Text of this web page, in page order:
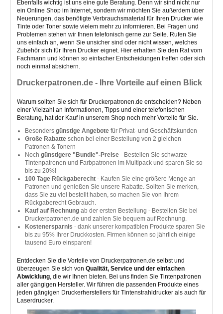
Ebenfalls wichtig ist uns eine gute Beratung. Denn wir sind nicht nur
ein Online Shop im Internet, sondern wir möchten Sie außerdem über
Neuerungen, das benötigte Verbrauchsmaterial für Ihren Drucker wie
Tinte oder Toner sowie vielem mehr zu informieren. Bei Fragen und
Problemen stehen wir Ihnen telefonisch gerne zur Seite. Rufen Sie
uns einfach an, wenn Sie unsicher sind oder nicht wissen, welches
Zubehör sich für Ihren Drucker eignet. Hier erhalten Sie den Rat vom
Fachmann und können so einfacher Entscheidungen treffen oder sich
noch einmal absichern.
Druckerpatronen.de - Ihre Vorteile auf einen Blick
Warum sollten Sie sich für Druckerpatronen.de entscheiden? Neben
einer Vielzahl an Informationen, Tipps und einer telefonischen
Beratung, hat der Kauf in unserem Shop noch mehr Vorteile für Sie.
Besonders günstige Angebote für Privat- und Geschäftskunden
Große Rabatte schon bei einer Bestellung von 2 gleichen
Patronen & Tonern
Noch günstigere "Bundle"-Preise - Bestellen Sie schwarze
Tintenpatronen und Farbpatronen im Multipack und sparen Sie so
bis zu 20%!
100 Tage Rückgaberecht - Kaufen Sie eine größere Menge an
Patronen und genießen Sie unsere Rabatte. Sollten Sie merken,
dass Sie zu viel bestellt haben, so machen Sie von Ihrem
Rückgaberecht Gebrauch.
Kauf auf Rechnung ab der ersten Bestellung - Bestellen Sie bei
Druckerpatronen.de und zahlen Sie bequem auf Rechnung.
Kostenersparnis - dank unserer kompatiblen Produkte sparen Sie
bis zu 95% Ihrer Druckkosten. Firmen können so jährlich einige
tausend Euro einsparen!
Entdecken Sie die Vorteile von Druckerpatronen.de selbst und
überzeugen Sie sich von Qualität, Service und der einfachen
Abwicklung, die wir Ihnen bieten. Bei uns finden Sie Tintenpatronen
aller gängigen Hersteller. Wir führen die passenden Produkte eines
jeden gängigen Druckerherstellers für Tintenstrahldrucker als auch für
Laserdrucker.